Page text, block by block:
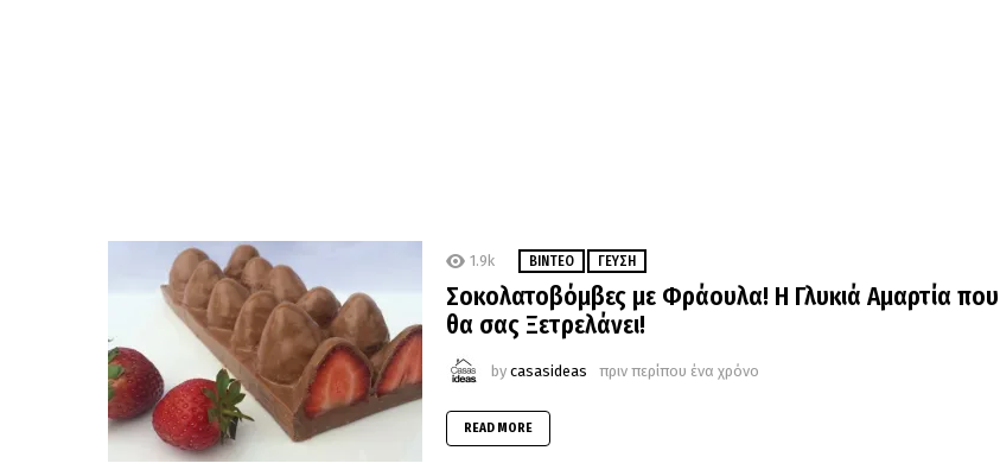
1.9k ΒΊΝΤΕΟ ΓΕΎΣΗ
Σοκολατοβόμβες με Φράουλα! Η Γλυκιά Αμαρτία που
θα σας Ξετρελάνει!
by casasideas πριν περίπου ένα χρόνο
READ MORE